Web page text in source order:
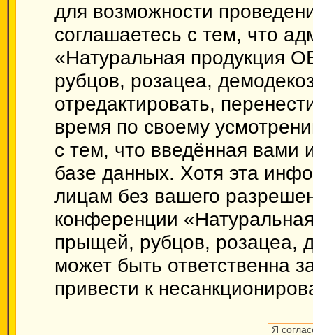
для возможности
соглашаетесь с тем, что
«Натуральная продукция
рубцов, розацеа,
отредактировать,
время по своему
с тем, что введённая вами
базе данных. Хотя эта
лицам без вашего
конференции
прыщей, рубцов, розацеа,
может быть ответственна
привести к